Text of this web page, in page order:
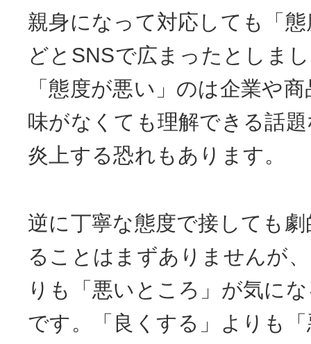
親身になって対応しても「
どとSNSで広まったとしま
「態度が悪い」のは企業や
味がなくても理解できる話
炎上する恐れもあります。
逆に丁寧な態度で接しても
ることはまずありませんが
りも「悪いところ」が気に
です。「良くする」よりも